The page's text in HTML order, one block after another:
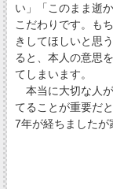
い」「このまま逝
こだわりです。も
きしてほしいと思
ると、本人の意思
てしまいます。
本当に大切な人
てることが重要だ
7年が経ちましたが